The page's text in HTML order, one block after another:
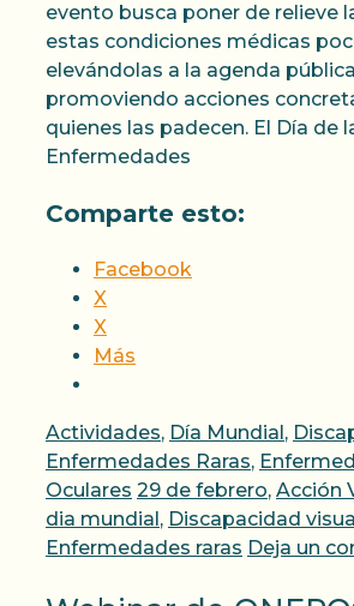
evento busca poner de relieve
estas condiciones médicas
elevándolas a la agenda
promoviendo acciones
quienes las padecen. El Día de
Enfermedades
Comparte esto:
Facebook
X
X
Más
Categorías
Actividades, Día Mundial ,
Enfermedades Raras,
Oculares Etiquetas
29 de febrero, Acción
dia mundial , Discapacidad visual
Enfermedades raras Deja un